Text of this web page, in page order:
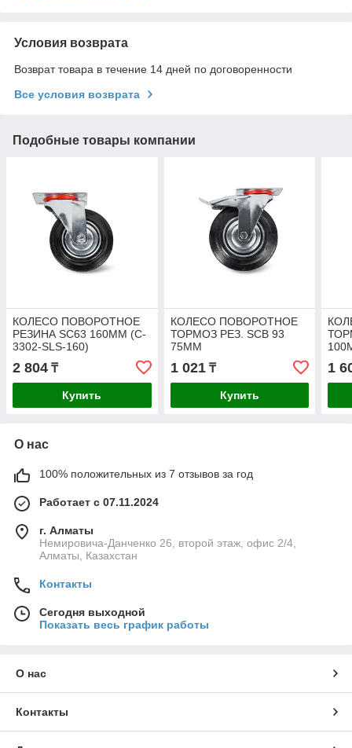
Условия возврата
Возврат товара в течение 14 дней по договоренности
Все условия возврата
Подобные товары компании
КОЛЕСО ПОВОРОТНОЕ
РЕЗИНА SC63 160ММ (C-
3302-SLS-160)
2 804 ₸
Купить
КОЛЕСО ПОВОРОТНОЕ
ТОРМОЗ РЕЗ. SCB 93
75ММ
1 021₸
Купить
1
О нас
100% положительных из 7 отзывов за год
Работает с 07.11.2024
г. Алматы
Немировича-Данченко 26, второй этаж, офис 2/4,
Алматы, Казахстан
Контакты
Сегодня выходной
Показать весь график работы
О нас
Контакты